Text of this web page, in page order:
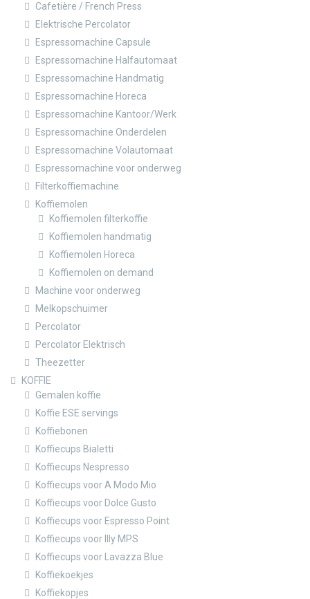
Cafetière / French Press
Elektrische Percolator
Espressomachine Capsule
Espressomachine Halfautomaat
Espressomachine Handmatig
Espressomachine Horeca
Espressomachine Kantoor/Werk
Espressomachine Onderdelen
Espressomachine Volautomaat
Espressomachine voor onderweg
Filterkoffiemachine
Koffiemolen
Koffiemolen filterkoffie
Koffiemolen handmatig
Koffiemolen Horeca
Koffiemolen on demand
Machine voor onderweg
Melkopschuimer
Percolator
Percolator Elektrisch
Theezetter
KOFFIE
Gemalen koffie
Koffie ESE servings
Koffiebonen
Koffiecups Bialetti
Koffiecups Nespresso
Koffiecups voor A Modo Mio
Koffiecups voor Dolce Gusto
Koffiecups voor Espresso Point
Koffiecups voor Illy MPS
Koffiecups voor Lavazza Blue
Koffiekoekjes
Koffiekopjes